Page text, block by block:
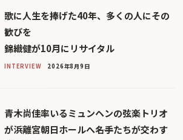
歌に人生を捧げた40年、多くの人にその
歓びを
錦織健が10月にリサイタル
INTERVIEW 2026年8月9日
青木尚佳率いるミュンヘンの弦楽トリオ
が浜離宮朝日ホールへ――名手たちが交わす